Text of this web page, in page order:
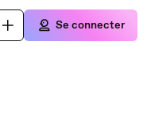
Se connecter